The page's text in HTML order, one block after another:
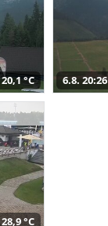
20,1 °C 6.8. 20:26
28,9 °C